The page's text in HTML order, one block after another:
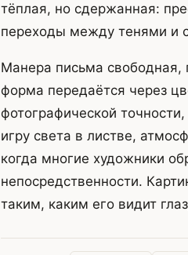
тёплая, но сдержанная:
переходы между тенями и
Манера письма свободная,
форма передаётся через
фотографической
игру света в листве,
когда многие художники
непосредственности.
таким, каким его видит